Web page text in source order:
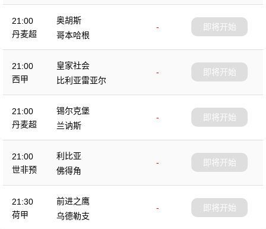
21:00
丹麦超
奥胡斯
-
哥本哈根
即将开始
21:00
西甲
皇家社会
-
比利亚雷亚尔
即将开始
21:00
丹麦超
锡尔克堡
-
兰讷斯
即将开始
21:00
世非预
利比亚
-
佛得角
即将开始
21:30
荷甲
前进之鹰
-
乌德勒支
即将开始